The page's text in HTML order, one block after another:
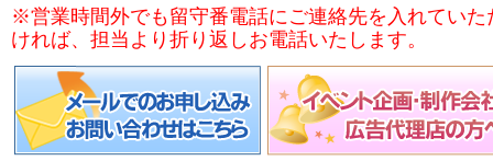
※営業時間外でも留守番電話にご連絡先を入れていた
ければ、担当より折り返しお電話いたします。